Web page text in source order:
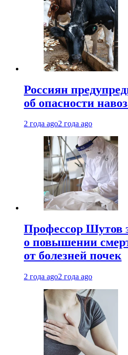
Россиян
об опасности
2 года ago2 года ago
Профессор Шутов
о повышении
от болезней почек
2 года ago2 года ago